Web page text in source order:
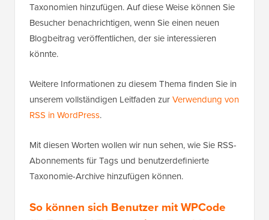
Taxonomien hinzufügen. Auf diese Weise können Sie
Besucher benachrichtigen, wenn Sie einen neuen
Blogbeitrag veröffentlichen, der sie interessieren
könnte.
Weitere Informationen zu diesem Thema finden Sie in
unserem vollständigen Leitfaden zurVerwendung von
RSS in WordPress.
Mit diesen Worten wollen wir nun sehen, wie Sie RSS-
Abonnements für Tags und benutzerdefinierte
Taxonomie-Archive hinzufügen können.
So können sich Benutzer mit WPCode